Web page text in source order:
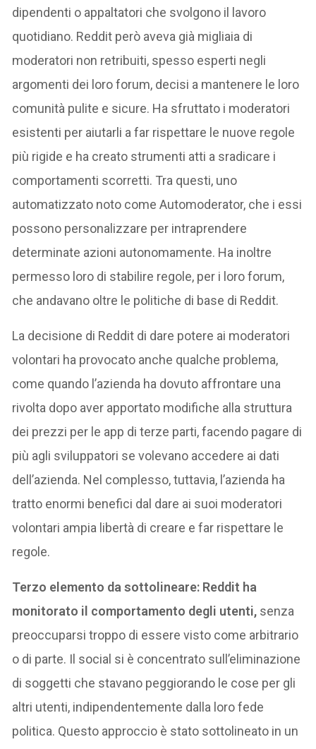
dipendenti o appaltatori che svolgono il lavoro
quotidiano. Reddit però aveva già migliaia di
moderatori non retribuiti, spesso esperti negli
argomenti dei loro forum, decisi a mantenere le loro
comunità pulite e sicure. Ha sfruttato i moderatori
esistenti per aiutarli a far rispettare le nuove regole
più rigide e ha creato strumenti atti a sradicare i
comportamenti scorretti. Tra questi, uno
automatizzato noto come Automoderator, che i essi
possono personalizzare per intraprendere
determinate azioni autonomamente. Ha inoltre
permesso loro di stabilire regole, per i loro forum,
che andavano oltre le politiche di base di Reddit.
La decisione di Reddit di dare potere ai moderatori
volontari ha provocato anche qualche problema,
come quando l’azienda ha dovuto affrontare una
rivolta dopo aver apportato modifiche alla struttura
dei prezzi per le app di terze parti, facendo pagare di
più agli sviluppatori se volevano accedere ai dati
dell’azienda. Nel complesso, tuttavia, l’azienda ha
tratto enormi benefici dal dare ai suoi moderatori
volontari ampia libertà di creare e far rispettare le
regole.
Terzo elemento da sottolineare: Reddit ha
monitorato il comportamento degli utenti, senza
preoccuparsi troppo di essere visto come arbitrario
o di parte. Il social si è concentrato sull’eliminazione
di soggetti che stavano peggiorando le cose per gli
altri utenti, indipendentemente dalla loro fede
politica. Questo approccio è stato sottolineato in un